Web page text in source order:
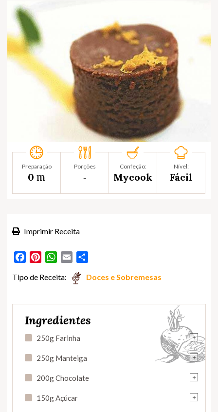
Preparação
0 m
Porções
‐
Confeção:
Mycook
Nível:
Fácil
Imprimir Receita
FacebookPinterestWhatsApp
Email
Tipo de Receita: Doces e Sobremesas
Ingredientes
+
250g Farinha
+
250g Manteiga
+
200g Chocolate
+
150g Açúcar